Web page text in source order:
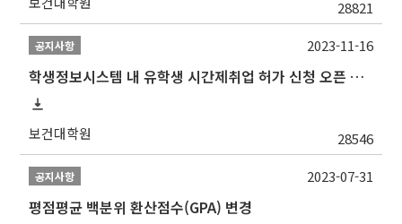
28821
공지사항
학생정보시스템 내 유학생 시간제취업 허가 신청 오픈 안내
보건대학원 28546
2023-11-16
공지사항
평점평균 백분위 환산점수(GPA) 변경
2023-07-31